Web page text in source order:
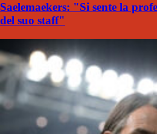
Saelemaekers: "Si sente la
del suo staff"